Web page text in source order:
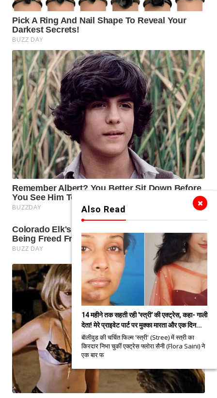
Also Read
14 महीने तक सहती रही 'स्त्री' की एक्ट्रेस, कहा- गाली
देता! मेरे प्राइवेट पार्ट पर मुक्का मारता और एक दिन...
बॅालीवुड की चर्चित फिल्म 'स्त्री' (Stree) में स्त्री का
किरदार निभा चुकीं एक्ट्रेस फ्लोरा सैनी (Flora Saini) ने
एक बार फ